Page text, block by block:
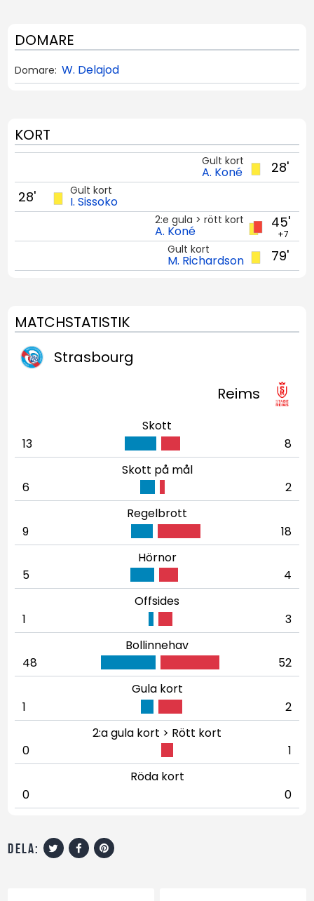
DOMARE
Domare: W. Delajod
KORT
28'
Gult kort
A. Koné
Gult kort
I. Sissoko
28'
45'
+7
2:e gula > rött kort
A. Koné
79'
Gult kort
M. Richardson
MATCHSTATISTIK
Strasbourg
Reims
Skott
13
8
Skott på mål
6
2
Regelbrott
9
18
Hörnor
5
4
Offsides
1
3
Bollinnehav
48
52
Gula kort
1
2
2:a gula kort > Rött kort
0
1
Röda kort
0
0
dela: